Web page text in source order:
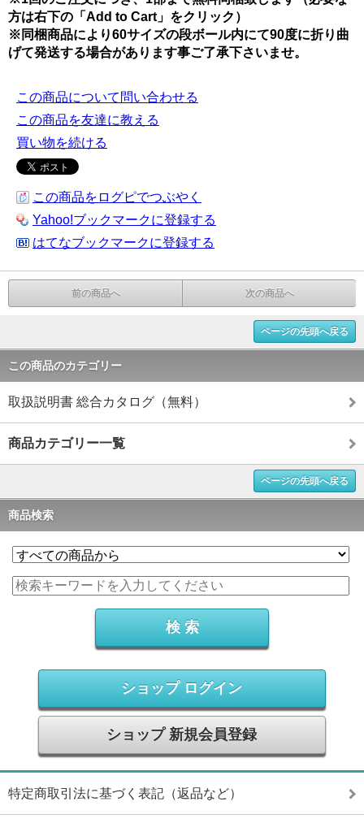
方は右下の「Add to Cart」をクリック）
※同梱商品により60サイズの段ボール内にて90度に折り曲
げて発送する場合があります事ご了承下さいませ。
この商品について問い合わせる
この商品を友達に教える
買い物を続ける
この商品をログピでつぶやく
Yahoo!ブックマークに登録する
はてなブックマークに登録する
前の商品へ 次の商品へ
ページの先頭へ戻る
この商品のカテゴリー
取扱説明書 総合カタログ（無料）
商品カテゴリー一覧
ページの先頭へ戻る
商品検索
ショップ ログイン
ショップ 新規会員登録
特定商取引法に基づく表記（返品など）